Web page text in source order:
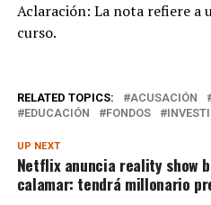
Aclaración: La nota refiere a
curso.
RELATED TOPICS: ACUSACIÓN
EDUCACIÓN
FONDOS
UP NEXT
Netflix anuncia reality show
calamar: tendrá millonario